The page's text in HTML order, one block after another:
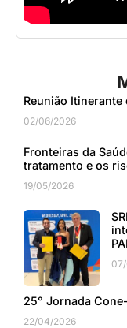
Reunião Itinerante
02/06/2026
Fronteiras da
tratamento e os
19/05/2026
25° Jornada
22/04/2026